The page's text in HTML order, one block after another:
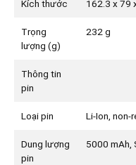
Kích thước 162.3 x 79
Trọng
lượng (g)
232 g
Thông tin
pin
Loại pin Li-Ion, non-
Dung lượng
pin
5000 mAh,